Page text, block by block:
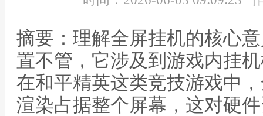
摘要：理解全屏挂机的核心
置不管，它涉及到游戏内挂
在和平精英这类竞技游戏中
渲染占据整个屏幕，这对硬